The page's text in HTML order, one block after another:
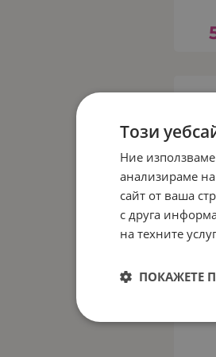
Този
Ние
анализираме
сайт от ваша
с друга
на техните
ПОКАЖЕТЕ